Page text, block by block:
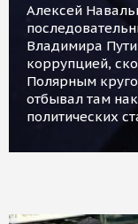
Алексей
Владимира
коррупцией,
Полярным
отбывал там
политических